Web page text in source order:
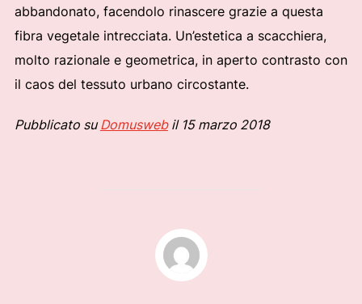
abbandonato, facendolo rinascere grazie a questa
fibra vegetale intrecciata. Un’estetica a scacchiera,
molto razionale e geometrica, in aperto contrasto con
il caos del tessuto urbano circostante.
Pubblicato suDomuswebil 15 marzo 2018
AUTORE DELL'ARTICOLO